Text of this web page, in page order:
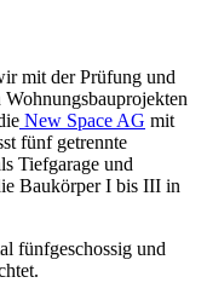
mit der Prüfung und
New Space AG mit
fünf getrennte
Tiefgarage und
Baukörper I bis III in
fünfgeschossig und